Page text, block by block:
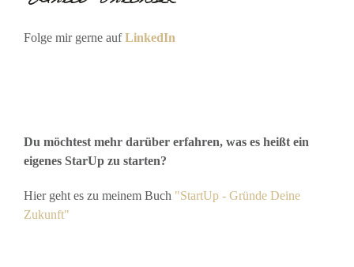
Folge mir gerne aufLinkedIn
Du möchtest mehr darüber erfahren, was es heißt ein
eigenes StarUp zu starten?
Hier geht es zu meinem Buch "StartUp - Gründe Deine
Zukunft"